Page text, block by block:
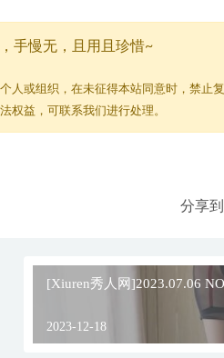
手慢无，且用且珍惜~
人或组织，在未征得本站同意时，禁止
权益，可联系我们进行处理。
分享
[Xiuren秀人网]2023.07.06
2023-12-18